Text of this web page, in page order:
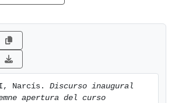
Narcís. Discurso inaugural
apertura del curso